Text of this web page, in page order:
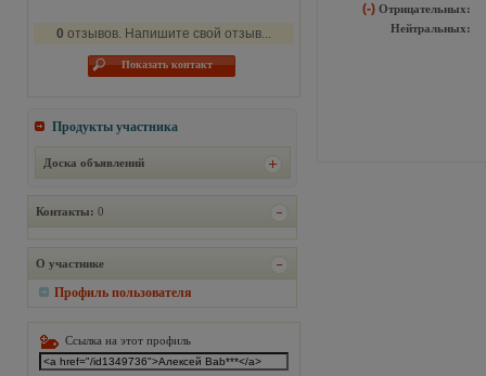
0 отзывов. Напишите свой отзыв...
Показать контакт
Продукты участника
Доска объявлений
Контакты: 0
О участнике
Профиль пользователя
Ссылка на этот профиль
(-) Отрицательных:
Нейтральных: